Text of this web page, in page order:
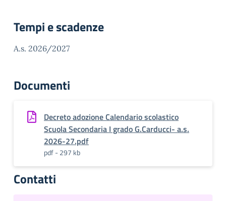
Tempi e scadenze
A.s. 2026/2027
Documenti
Decreto adozione Calendario scolastico
Scuola Secondaria I grado G.Carducci- a.s.
2026-27.pdf
pdf - 297 kb
Contatti